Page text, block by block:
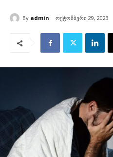
By admin ოქტომბერი 29, 2023